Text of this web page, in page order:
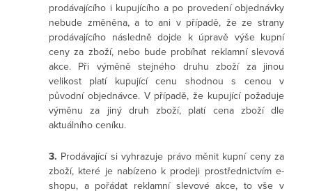
prodávajícího i kupujícího a po provedení objednávky
nebude změněna, a to ani v případě, že ze strany
prodávajícího následně dojde k úpravě výše kupní
ceny za zboží, nebo bude probíhat reklamní slevová
akce. Při výměně stejného druhu zboží za jinou
velikost platí kupující cenu shodnou s cenou v
původní objednávce. V případě, že kupující požaduje
výměnu za jiný druh zboží, platí cena zboží dle
aktuálního ceníku.
3. Prodávající si vyhrazuje právo měnit kupní ceny za
zboží, které je nabízeno k prodeji prostřednictvím e-
shopu, a pořádat reklamní slevové akce, to vše v